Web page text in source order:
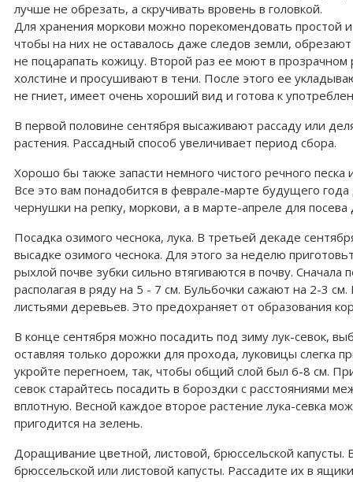
лучше не обрезать, а скручивать вровень в головкой.
Для хранения моркови можно порекомендовать простой
чтобы на них не оставалось даже следов земли,
не поцарапать кожицу. Второй раз ее моют в
холстине и просушивают в тени. После этого ее
не гниет, имеет очень хороший вид и готова к
В первой половине сентября высаживают рассаду или
растения. Рассадный способ увеличивает период сбора.
Хорошо бы также запасти немного чистого речного
Все это вам понадобится в феврале-марте будущего года
чернушки на репку, моркови, а в марте-апреле для посева
Посадка озимого чеснока, лука. В третьей декаде
высадке озимого чеснока. Для этого за неделю
рыхлой почве зубки сильно втягиваются в почву.
располагая в ряду на 5 - 7 см. Бульбочки сажают на 2-3
листьями деревьев. Это предохраняет от образования
В конце сентября можно посадить под зиму лук-севок,
оставляя только дорожки для прохода, луковицы слегка
укройте перегноем, так, чтобы общий слой был 6-8 см.
севок старайтесь посадить в бороздки с расстояниями
вплотную. Весной каждое второе растение лука-севка
пригодится на зелень.
Доращивание цветной, листовой, брюссельской
брюссельской или листовой капусты. Рассадите их в